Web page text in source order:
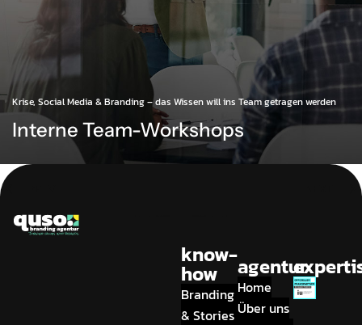
Interne Team-Workshops
Krise, Social Media & Branding – das Wissen will ins Team getragen werden
know-
how
Branding
& Stories
agentur
Home
Über uns